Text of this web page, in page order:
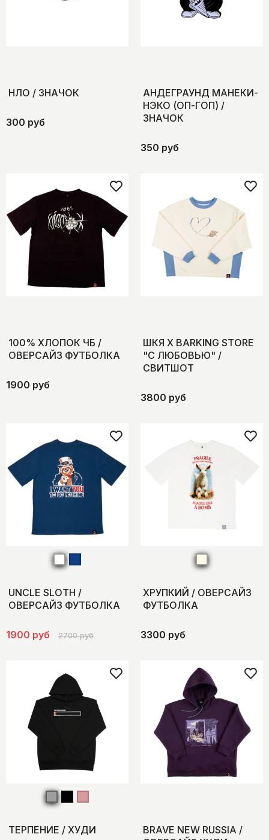
НЛО / ЗНАЧОК
300 руб
АНДЕГРАУНД МАНЕКИ-
НЭКО (ОП-ГОП) /
ЗНАЧОК
350 руб
100% ХЛОПОК ЧБ /
ОВЕРСАЙЗ ФУТБОЛКА
1900 руб
ШКЯ Х BARKING STORE
"С ЛЮБОВЬЮ" /
СВИТШОТ
3800 руб
UNCLE SLOTH /
ОВЕРСАЙЗ ФУТБОЛКА
1900 руб 2700 руб
ХРУПКИЙ / ОВЕРСАЙЗ
ФУТБОЛКА
3300 руб
ТЕРПЕНИЕ / ХУДИ
BRAVE NEW RUSSIA /